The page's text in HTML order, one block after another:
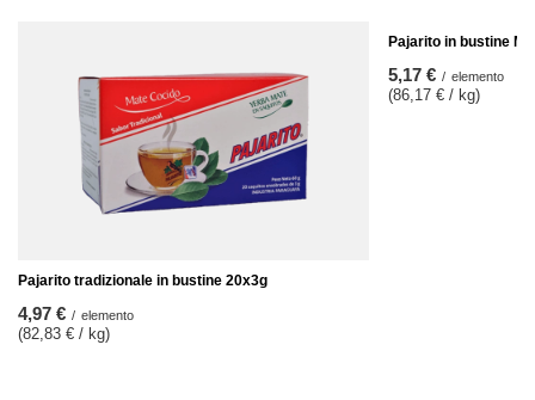
Pajarito tradizionale in bustine 20x3g
4,97 € / elemento
(82,83 € / kg)
Pajarito in bustine
5,17 € / elemento
(86,17 € / kg)